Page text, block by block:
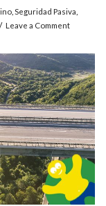
, Seguridad Pasiva
Leave a Comment